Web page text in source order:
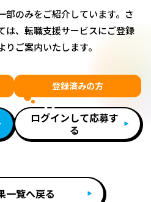
部のみをご紹介しています。さ
は、転職支援サービスにご登録
ご案内いたします。
登録済みの方
ログインして応募す
る
一覧へ戻る